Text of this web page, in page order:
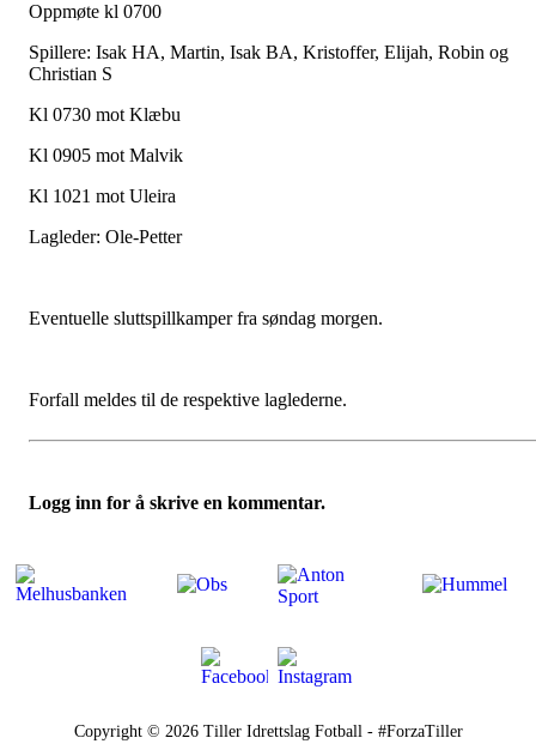
Oppmøte kl 0700
Spillere: Isak HA, Martin, Isak BA, Kristoffer, Elijah, Robin og
Christian S
Kl 0730 mot Klæbu
Kl 0905 mot Malvik
Kl 1021 mot Uleira
Lagleder: Ole-Petter
Eventuelle sluttspillkamper fra søndag morgen.
Forfall meldes til de respektive laglederne.
Logg inn for å skrive en kommentar.
Copyright © 2026 Tiller Idrettslag Fotball - #ForzaTiller